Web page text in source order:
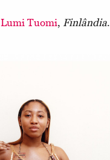
Lumi Tuomi, Finlândia.